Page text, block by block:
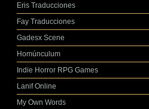
Eris Traducciones
Fay Traducciones
Gadesx Scene
Homúnculum
Indie Horror RPG Games
Lanif Online
My Own Words